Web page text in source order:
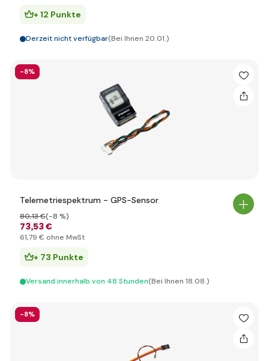
+ 12 Punkte
Derzeit nicht verfügbar(Bei Ihnen 20.01.)
-8%
Telemetriespektrum - GPS-Sensor
73,53 €
80,13 €(-8 %)
61,79 € ohne MwSt
+ 73 Punkte
Versand innerhalb von 48 Stunden(Bei Ihnen 18.08.)
-8%